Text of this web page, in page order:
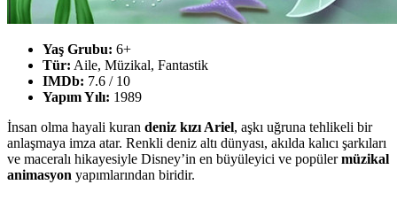
Yaş Grubu: 6+
Tür: Aile, Müzikal, Fantastik
IMDb: 7.6 / 10
Yapım Yılı: 1989
İnsan olma hayali kuran deniz kızı Ariel, aşkı uğruna tehlikeli bir
anlaşmaya imza atar. Renkli deniz altı dünyası, akılda kalıcı şarkıları
ve maceralı hikayesiyle Disney’in en büyüleyici ve popülermüzikal
animasyon yapımlarından biridir.